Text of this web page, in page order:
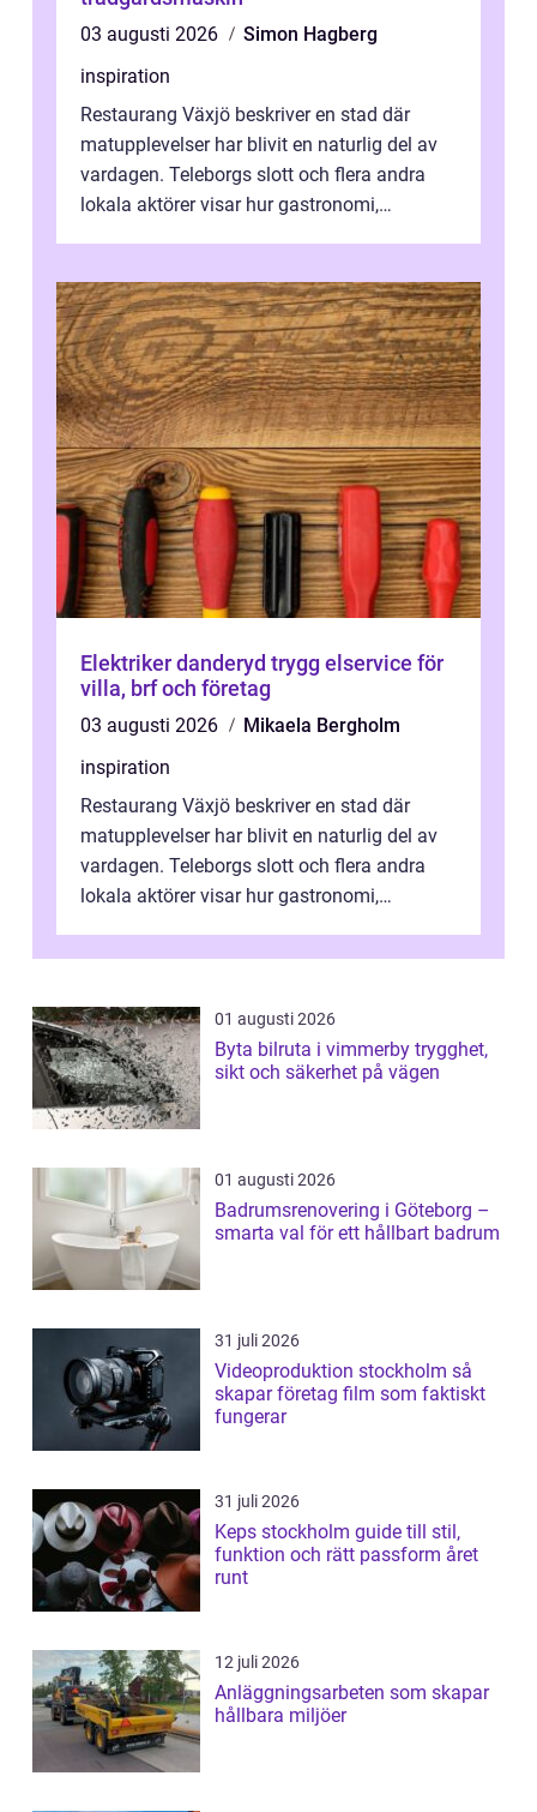
03 augusti 2026
Simon Hagberg
inspiration
Restaurang Växjö beskriver en stad där
matupplevelser har blivit en naturlig del av
vardagen. Teleborgs slott och flera andra
lokala aktörer visar hur gastronomi,
Elektriker danderyd trygg elservice för
villa, brf och företag
03 augusti 2026
Mikaela Bergholm
inspiration
Restaurang Växjö beskriver en stad där
matupplevelser har blivit en naturlig del av
vardagen. Teleborgs slott och flera andra
lokala aktörer visar hur gastronomi,
01 augusti 2026
Byta bilruta i vimmerby trygghet,
sikt och säkerhet på vägen
01 augusti 2026
Badrumsrenovering i Göteborg –
smarta val för ett hållbart badrum
31 juli 2026
Videoproduktion stockholm så
skapar företag film som faktiskt
fungerar
31 juli 2026
Keps stockholm guide till stil,
funktion och rätt passform året
runt
12 juli 2026
Anläggningsarbeten som skapar
hållbara miljöer